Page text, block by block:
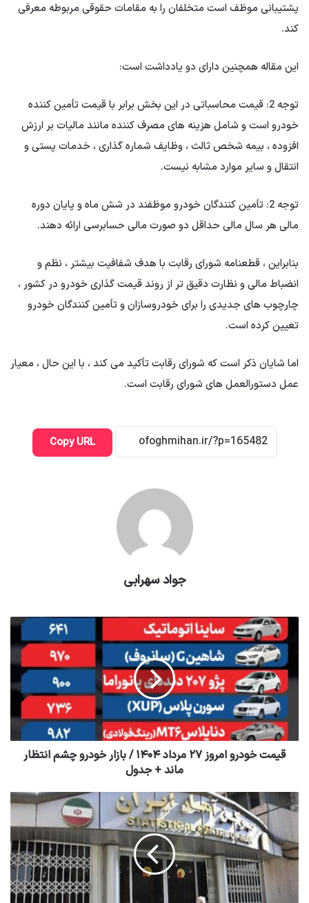
پشتیبانی موظف است متخلفان را به مقامات حقوقی مربوطه معرفی
کند.
این مقاله همچنین دارای دو یادداشت است:
توجه 2: قیمت محاسباتی در این بخش برابر با قیمت تأمین کننده
خودرو است و شامل هزینه های مصرف کننده مانند مالیات بر ارزش
افزوده ، بیمه شخص ثالث ، وظایف شماره گذاری ، خدمات پستی و
انتقال و سایر موارد مشابه نیست.
توجه 2: تأمین کنندگان خودرو موظفند در شش ماه و پایان دوره
مالی هر سال مالی حداقل دو صورت مالی حسابرسی ارائه دهند.
بنابراین ، قطعنامه شورای رقابت با هدف شفافیت بیشتر ، نظم و
انضباط مالی و نظارت دقیق تر از روند قیمت گذاری خودرو در کشور ،
چارچوب های جدیدی را برای خودروسازان و تأمین کنندگان خودرو
تعیین کرده است.
اما شایان ذکر است که شورای رقابت تأکید می کند ، با این حال ، معیار
عمل دستورالعمل های شورای رقابت است.
Copy URL
جواد سهرابی
قیمت خودرو امروز ۲۷ مرداد ۱۴۰۴ / بازار خودرو چشم انتظار
ماند + جدول